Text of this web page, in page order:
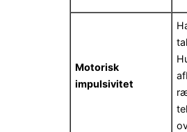
Motorisk
impulsivitet